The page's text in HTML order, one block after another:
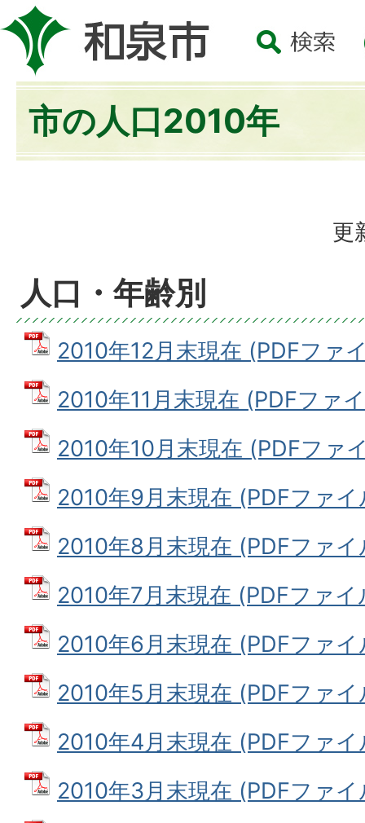
市の人口2010年
更
人口・年齢別
2010年12月末現在 (PDFファ
2010年11月末現在 (PDFファ
2010年10月末現在 (PDFファ
2010年9月末現在 (PDFファ
2010年8月末現在 (PDFファ
2010年7月末現在 (PDFファ
2010年6月末現在 (PDFファ
2010年5月末現在 (PDFファ
2010年4月末現在 (PDFファ
2010年3月末現在 (PDFファイ